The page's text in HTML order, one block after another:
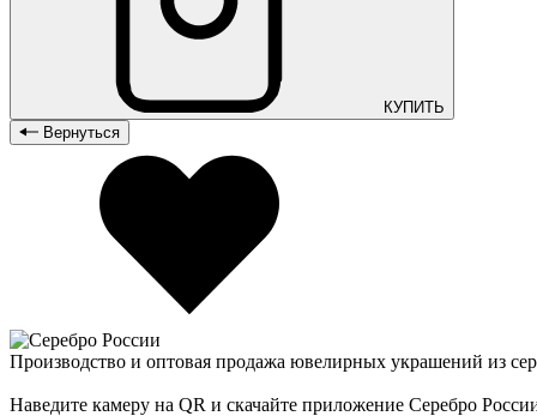
КУПИТЬ
Вернуться
Производство и оптовая продажа ювелирных украшений из
Наведите камеру на QR и скачайте приложение Серебро